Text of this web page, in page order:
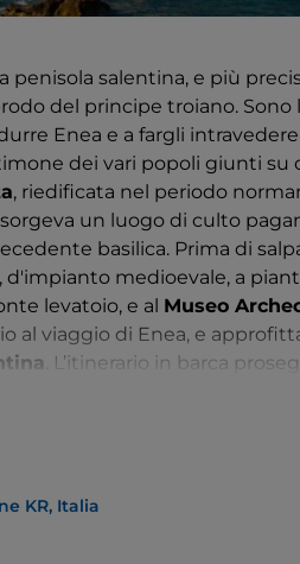
penisola salentina, e più
del principe troiano. Sono
Enea e a fargli
dei vari popoli giunti su
, riedificata nel periodo
un luogo di culto
basilica. Prima di
d'impianto medioevale, a
levatoio, e al Museo
al viaggio di Enea, e
. L’itinerario in barca
la Magna Grecia e che
con un approccio integrato
KR, Italia